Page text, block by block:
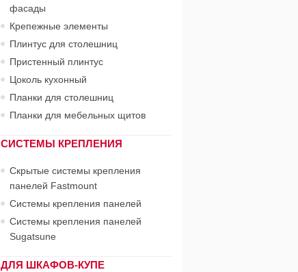
фасады
Крепежные элементы
Плинтус для столешниц
Пристенный плинтус
Цоколь кухонный
Планки для столешниц
Планки для мебельных щитов
СИСТЕМЫ КРЕПЛЕНИЯ
Скрытые системы крепления
панелей Fastmount
Системы крепления панелей
Системы крепления панелей
Sugatsune
ДЛЯ ШКАФОВ-КУПЕ